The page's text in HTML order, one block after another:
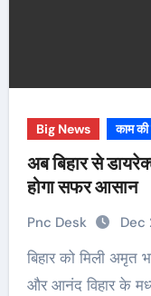
Big News काम
अब बिहार से
होगा सफर आसान
Pnc Desk Dec
बिहार को मिली अमृत भारत ट्रेन अयोध्या धाम के रास्ते दरभंगा
और आनंद विहार के